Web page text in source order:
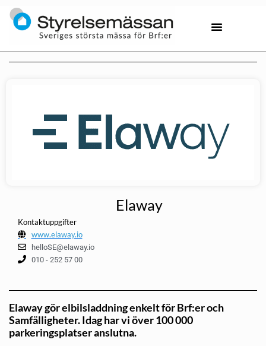
Elaway
Kontaktuppgifter
www.elaway.io
helloSE@elaway.io
010 - 252 57 00
Elaway gör elbilsladdning enkelt för Brf:er och
Samfälligheter. Idag har vi över 100 000
parkeringsplatser anslutna.